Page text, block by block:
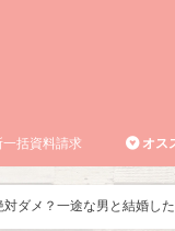
括資料請求 オス
ダメ？一途な男と結婚し